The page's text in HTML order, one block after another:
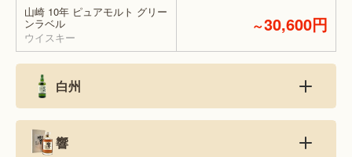
山崎 10年 ピュアモルト グリー
ンラベル
ウイスキー
～30,600円
白州
響